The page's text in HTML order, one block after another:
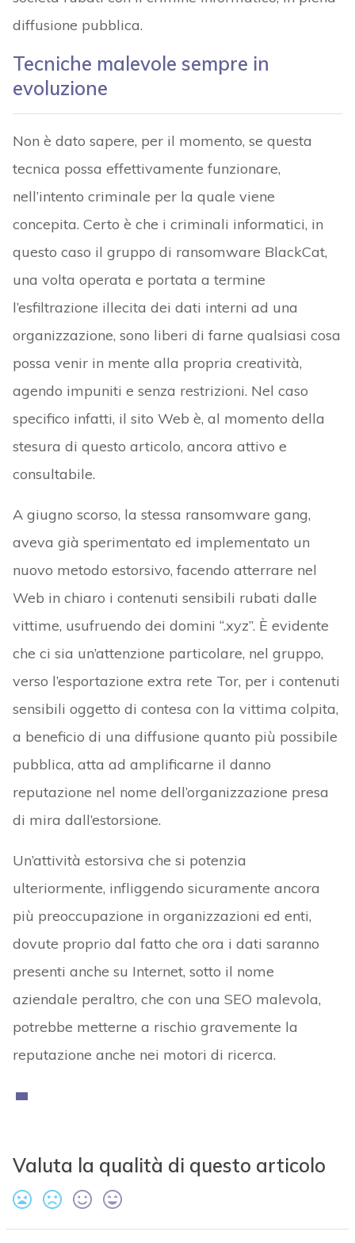
diffusione pubblica.
Tecniche malevole sempre in
evoluzione
Non è dato sapere, per il momento, se questa
tecnica possa effettivamente funzionare,
nell’intento criminale per la quale viene
concepita. Certo è che i criminali informatici, in
questo caso il gruppo di ransomware BlackCat,
una volta operata e portata a termine
l’esfiltrazione illecita dei dati interni ad una
organizzazione, sono liberi di farne qualsiasi cosa
possa venir in mente alla propria creatività,
agendo impuniti e senza restrizioni. Nel caso
specifico infatti, il sito Web è, al momento della
stesura di questo articolo, ancora attivo e
consultabile.
A giugno scorso, la stessa ransomware gang,
aveva già sperimentato ed implementato un
nuovo metodo estorsivo, facendo atterrare nel
Web in chiaro i contenuti sensibili rubati dalle
vittime, usufruendo dei domini “.xyz”. È evidente
che ci sia un’attenzione particolare, nel gruppo,
verso l’esportazione extra rete Tor, per i contenuti
sensibili oggetto di contesa con la vittima colpita,
a beneficio di una diffusione quanto più possibile
pubblica, atta ad amplificarne il danno
reputazione nel nome dell’organizzazione presa
di mira dall’estorsione.
Un’attività estorsiva che si potenzia
ulteriormente, infliggendo sicuramente ancora
più preoccupazione in organizzazioni ed enti,
dovute proprio dal fatto che ora i dati saranno
presenti anche su Internet, sotto il nome
aziendale peraltro, che con una SEO malevola,
potrebbe metterne a rischio gravemente la
reputazione anche nei motori di ricerca.
Valuta la qualità di questo articolo